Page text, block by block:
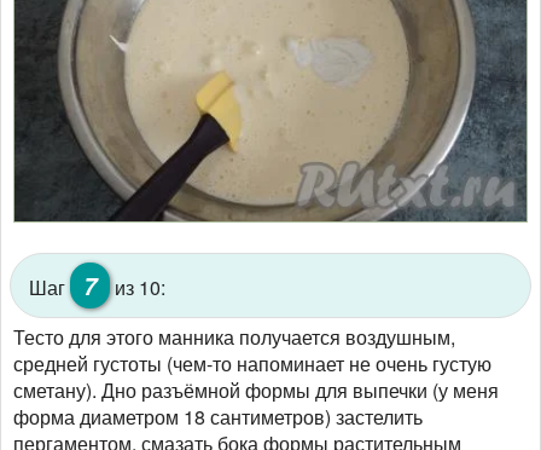
Шаг 7 из 10:
Тесто для этого манника получается воздушным,
средней густоты (чем-то напоминает не очень густую
сметану). Дно разъёмной формы для выпечки (у меня
форма диаметром 18 сантиметров) застелить
пергаментом, смазать бока формы растительным